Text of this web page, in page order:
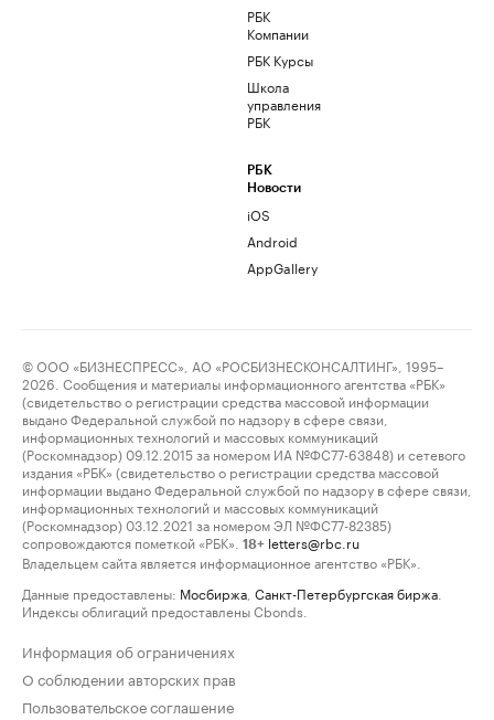
РБК
Компании
РБК Курсы
Школа
управления
РБК
РБК
Новости
iOS
Android
AppGallery
© ООО «БИЗНЕСПРЕСС», АО «РОСБИЗНЕСКОНСАЛТИНГ», 1995–
2026. Сообщения и материалы информационного агентства «РБК»
(свидетельство о регистрации средства массовой информации
выдано Федеральной службой по надзору в сфере связи,
информационных технологий и массовых коммуникаций
(Роскомнадзор) 09.12.2015 за номером ИА №ФС77-63848) и сетевого
издания «РБК» (свидетельство о регистрации средства массовой
информации выдано Федеральной службой по надзору в сфере связи,
информационных технологий и массовых коммуникаций
(Роскомнадзор) 03.12.2021 за номером ЭЛ №ФС77-82385)
сопровождаются пометкой «РБК».
18+ letters@rbc.ru
Владельцем сайта является информационное агентство «РБК».
Данные предоставлены: Мосбиржа Санкт-Петербургская биржа
Индексы облигаций предоставлены Cbonds.
Информация об ограничениях
О соблюдении авторских прав
Пользовательское соглашение